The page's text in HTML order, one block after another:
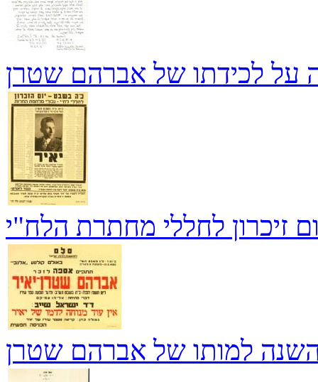
על לכידתו של אברהם שטרן
זיכרון לחללי מחתרת הלח"י
השנה למותו של אברהם שטרן